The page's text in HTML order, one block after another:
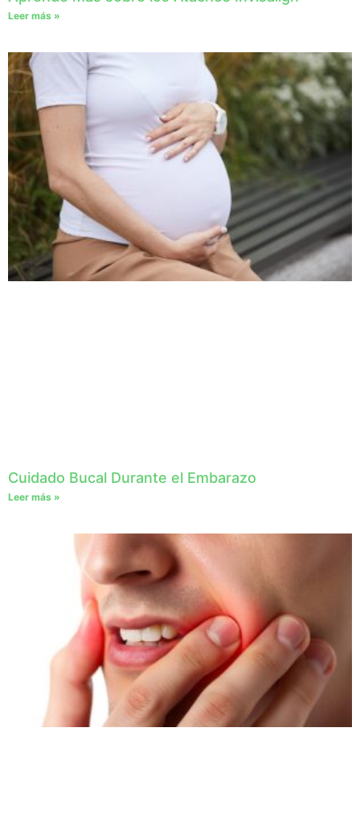
Leer más »
Cuidado Bucal Durante el Embarazo
Leer más »